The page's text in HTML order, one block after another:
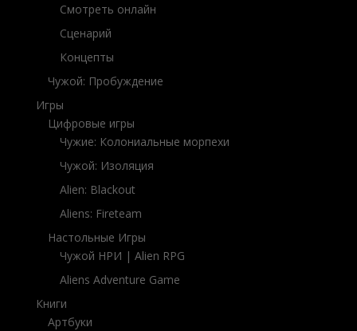
Смотреть онлайн
Сценарий
Концепты
Чужой: Пробуждение
Игры
Цифровые игры
Чужие: Колониальные морпехи
Чужой: Изоляция
Alien: Blackout
Aliens: Fireteam
Настольные Игры
Чужой НРИ | Alien RPG
Aliens Adventure Game
Книги
Артбуки